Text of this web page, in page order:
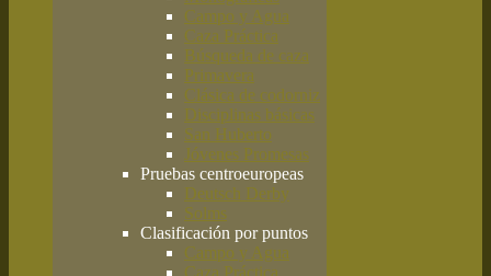
Campo y Agua
Caza Práctica
Búsqueda de caza
Primavera
Clásica de codorniz
Disciplinas básicas
San Huberto
Jóvenes Promesas
Pruebas centroeuropeas
Deutsch Derby
Solms
Clasificación por puntos
Campo y Agua
Caza Práctica